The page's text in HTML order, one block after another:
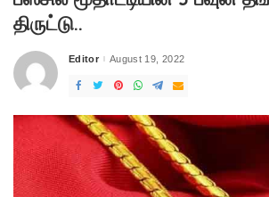
திருட்டு..
Posted
Editor August 19, 2022